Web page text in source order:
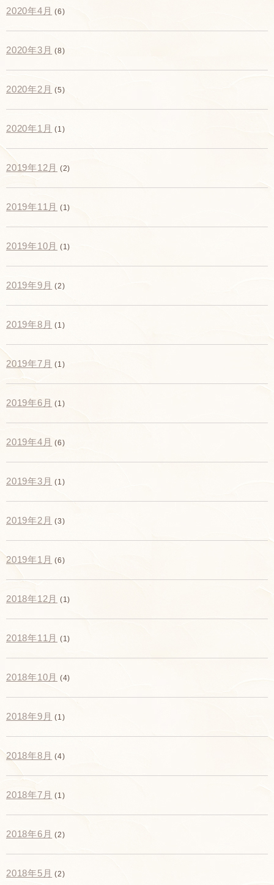
2020年4月 (6)
2020年3月 (8)
2020年2月 (5)
2020年1月 (1)
2019年12月 (2)
2019年11月 (1)
2019年10月 (1)
2019年9月 (2)
2019年8月 (1)
2019年7月 (1)
2019年6月 (1)
2019年4月 (6)
2019年3月 (1)
2019年2月 (3)
2019年1月 (6)
2018年12月 (1)
2018年11月 (1)
2018年10月 (4)
2018年9月 (1)
2018年8月 (4)
2018年7月 (1)
2018年6月 (2)
2018年5月 (2)